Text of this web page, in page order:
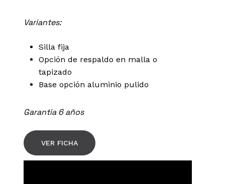
Variantes:
Silla fija
Opción de respaldo en malla o
tapizado
Base opción aluminio pulido
Garantia 6 años
VER FICHA